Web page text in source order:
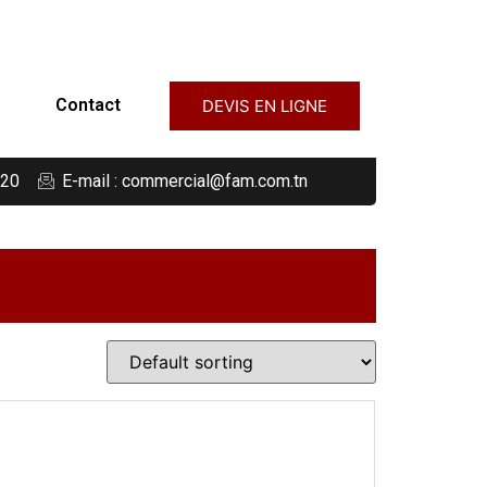
Contact DEVIS EN LIGNE
E-mail : commercial@fam.com.tn